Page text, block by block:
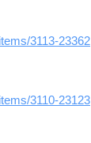
3113-23362
3110-23123